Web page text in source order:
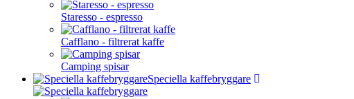
Staresso - espresso
Cafflano - filtrerat kaffe
Camping spisar
Speciella kaffebryggare